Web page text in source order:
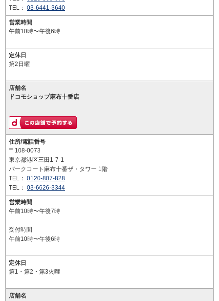
TEL： 03-6441-3640
営業時間
午前10時〜午後6時
定休日
第2日曜
店舗名
ドコモショップ麻布十番店
住所/電話番号
〒108-0073
東京都港区三田1-7-1
パークコート麻布十番ザ・タワー 1階
TEL： 0120-807-828
TEL： 03-6626-3344
営業時間
午前10時〜午後7時
受付時間
午前10時〜午後6時
定休日
第1・第2・第3火曜
店舗名